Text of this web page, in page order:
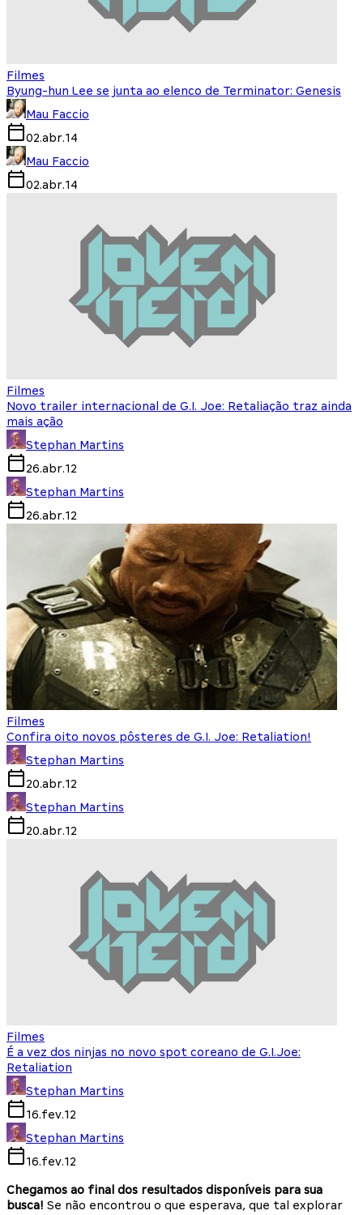
Filmes
Byung-hun Lee se junta ao elenco de Terminator: Genesis
Mau Faccio
02.abr.14
Mau Faccio
02.abr.14
Filmes
Novo trailer internacional de G.I. Joe: Retaliação traz ainda
mais ação
Stephan Martins
26.abr.12
Stephan Martins
26.abr.12
Filmes
Confira oito novos pôsteres de G.I. Joe: Retaliation!
Stephan Martins
20.abr.12
Stephan Martins
20.abr.12
Filmes
É a vez dos ninjas no novo spot coreano de G.I.Joe:
Retaliation
Stephan Martins
16.fev.12
Stephan Martins
16.fev.12
Chegamos ao final dos resultados disponíveis para sua
busca! Se não encontrou o que esperava, que tal explorar